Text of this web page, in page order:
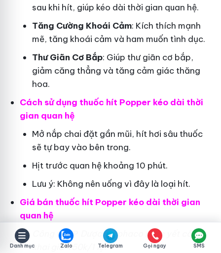
sau khi hít, giúp kéo dài thời gian quan hệ.
Tăng Cường Khoái Cảm: Kích thích mạnh
mẽ, tăng khoái cảm và ham muốn tình dục.
Thư Giãn Cơ Bắp: Giúp thư giãn cơ bắp,
giảm căng thẳng và tăng cảm giác thăng
hoa.
Cách sử dụng thuốc hít Popper kéo dài thời
gian quan hệ
Mở nắp chai đặt gần mũi, hít hơi sâu thuốc
sẽ tự bay vào bên trong.
Hịt trước quan hệ khoảng 10 phút.
Lưu ý: Không nên uống vì đây là loại hít.
Giá bán thuốc hít Popper kéo dài thời gian
quan hệ
Công tyCP Dược Traphaco
niêm yết công
khai giá 450k/1 lọ.
Danh mục Zalo Telegram Gọi ngay SMS